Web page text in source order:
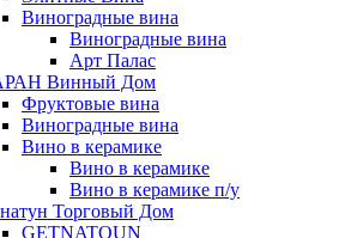
Виноградные вина
Виноградные вина
Арт Палас
Винный Дом
Фруктовые вина
Виноградные вина
Вино в керамике
Вино в керамике
Вино в керамике п/у
Торговый Дом
GETNATOUN